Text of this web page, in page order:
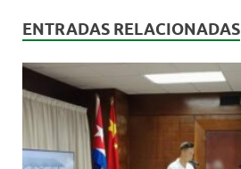
ENTRADAS RELACIONADAS